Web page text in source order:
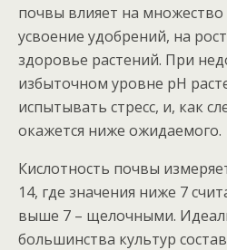
почвы влияет на
усвоение удобрений, на
здоровье растений. При
избыточном уровне pH
испытывать стресс, и, как
окажется ниже ожидаемого.
Кислотность почвы
14, где значения ниже 7
выше 7 – щелочными.
большинства культур